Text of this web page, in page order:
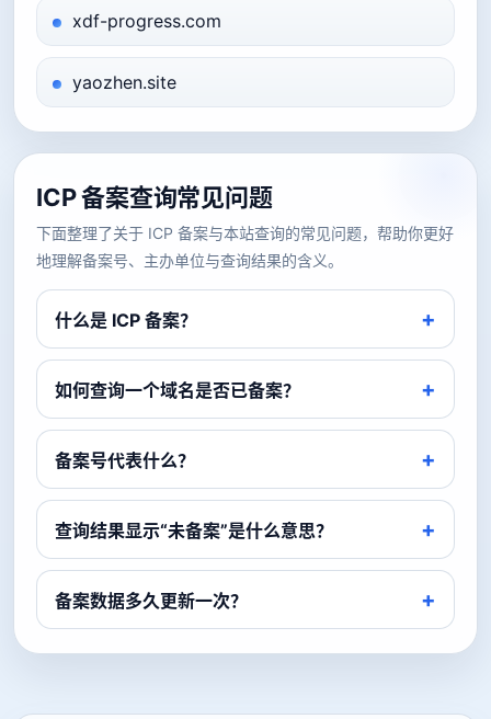
xdf-progress.com
yaozhen.site
ICP 备案查询常见问题
下面整理了关于 ICP 备案与本站查询的常见问题，帮助你更好
地理解备案号、主办单位与查询结果的含义。
什么是 ICP 备案？
如何查询一个域名是否已备案？
备案号代表什么？
查询结果显示“未备案”是什么意思？
备案数据多久更新一次？